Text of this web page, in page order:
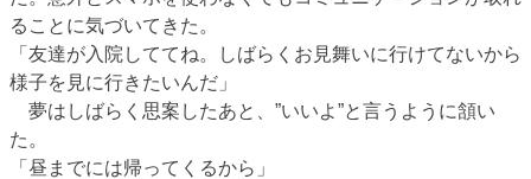
ることに気づいてきた。
「友達が入院しててね。しばらくお見舞いに行けてないから
様子を見に行きたいんだ」
夢はしばらく思案したあと、”いいよ”と言うように頷い
た。
「昼までには帰ってくるから」